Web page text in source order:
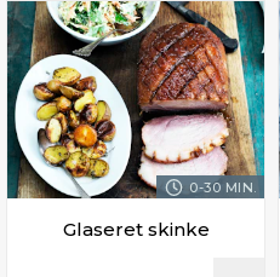
0-30 MIN.
Glaseret skinke